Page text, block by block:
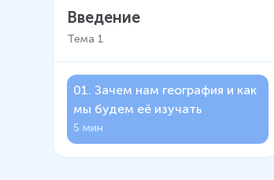
Введение
Тема 1
01. Зачем нам география и как
мы будем её изучать
5 мин